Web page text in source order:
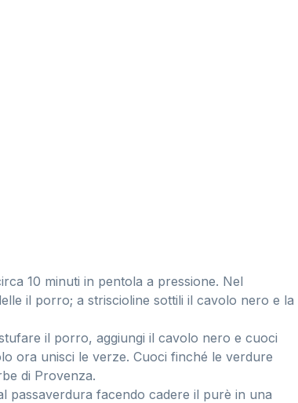
10 minuti in pentola a pressione. Nel
il porro; a striscioline sottili il cavolo nero e la
il porro, aggiungi il cavolo nero e cuoci
ora unisci le verze. Cuoci finché le verdure
di Provenza.
passaverdura facendo cadere il purè in una